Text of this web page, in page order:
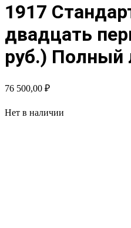
1917
двадцать
руб.) Полный
76 500,00 ₽
Нет в наличии